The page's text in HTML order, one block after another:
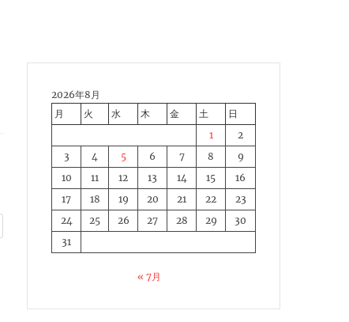
2026年8月
月
火 水 木 金 土
日
1
2
3
4 5 6 7 8
9
10
11 12 13 14 15
16
17
18 19 20 21 22
23
24
25 26 27 28 29
30
31
« 7月